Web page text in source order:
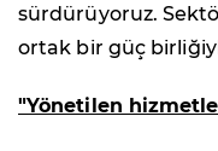
sürdürüyoruz.
ortak bir güç
"Yönetilen